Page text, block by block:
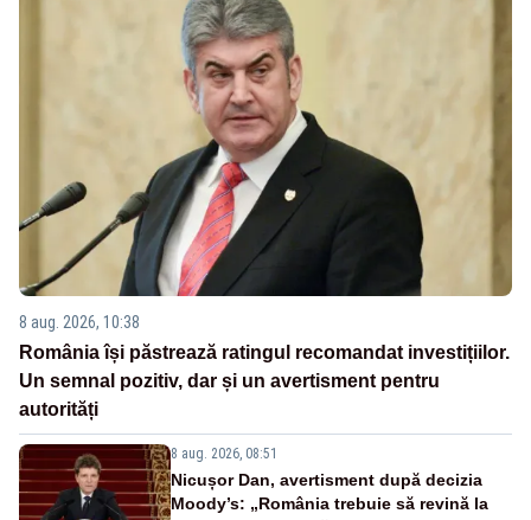
8 aug. 2026, 10:38
România își păstrează ratingul recomandat investițiilor.
Un semnal pozitiv, dar și un avertisment pentru
autorități
8 aug. 2026, 08:51
Nicușor Dan, avertisment după decizia
Moody’s: „România trebuie să revină la